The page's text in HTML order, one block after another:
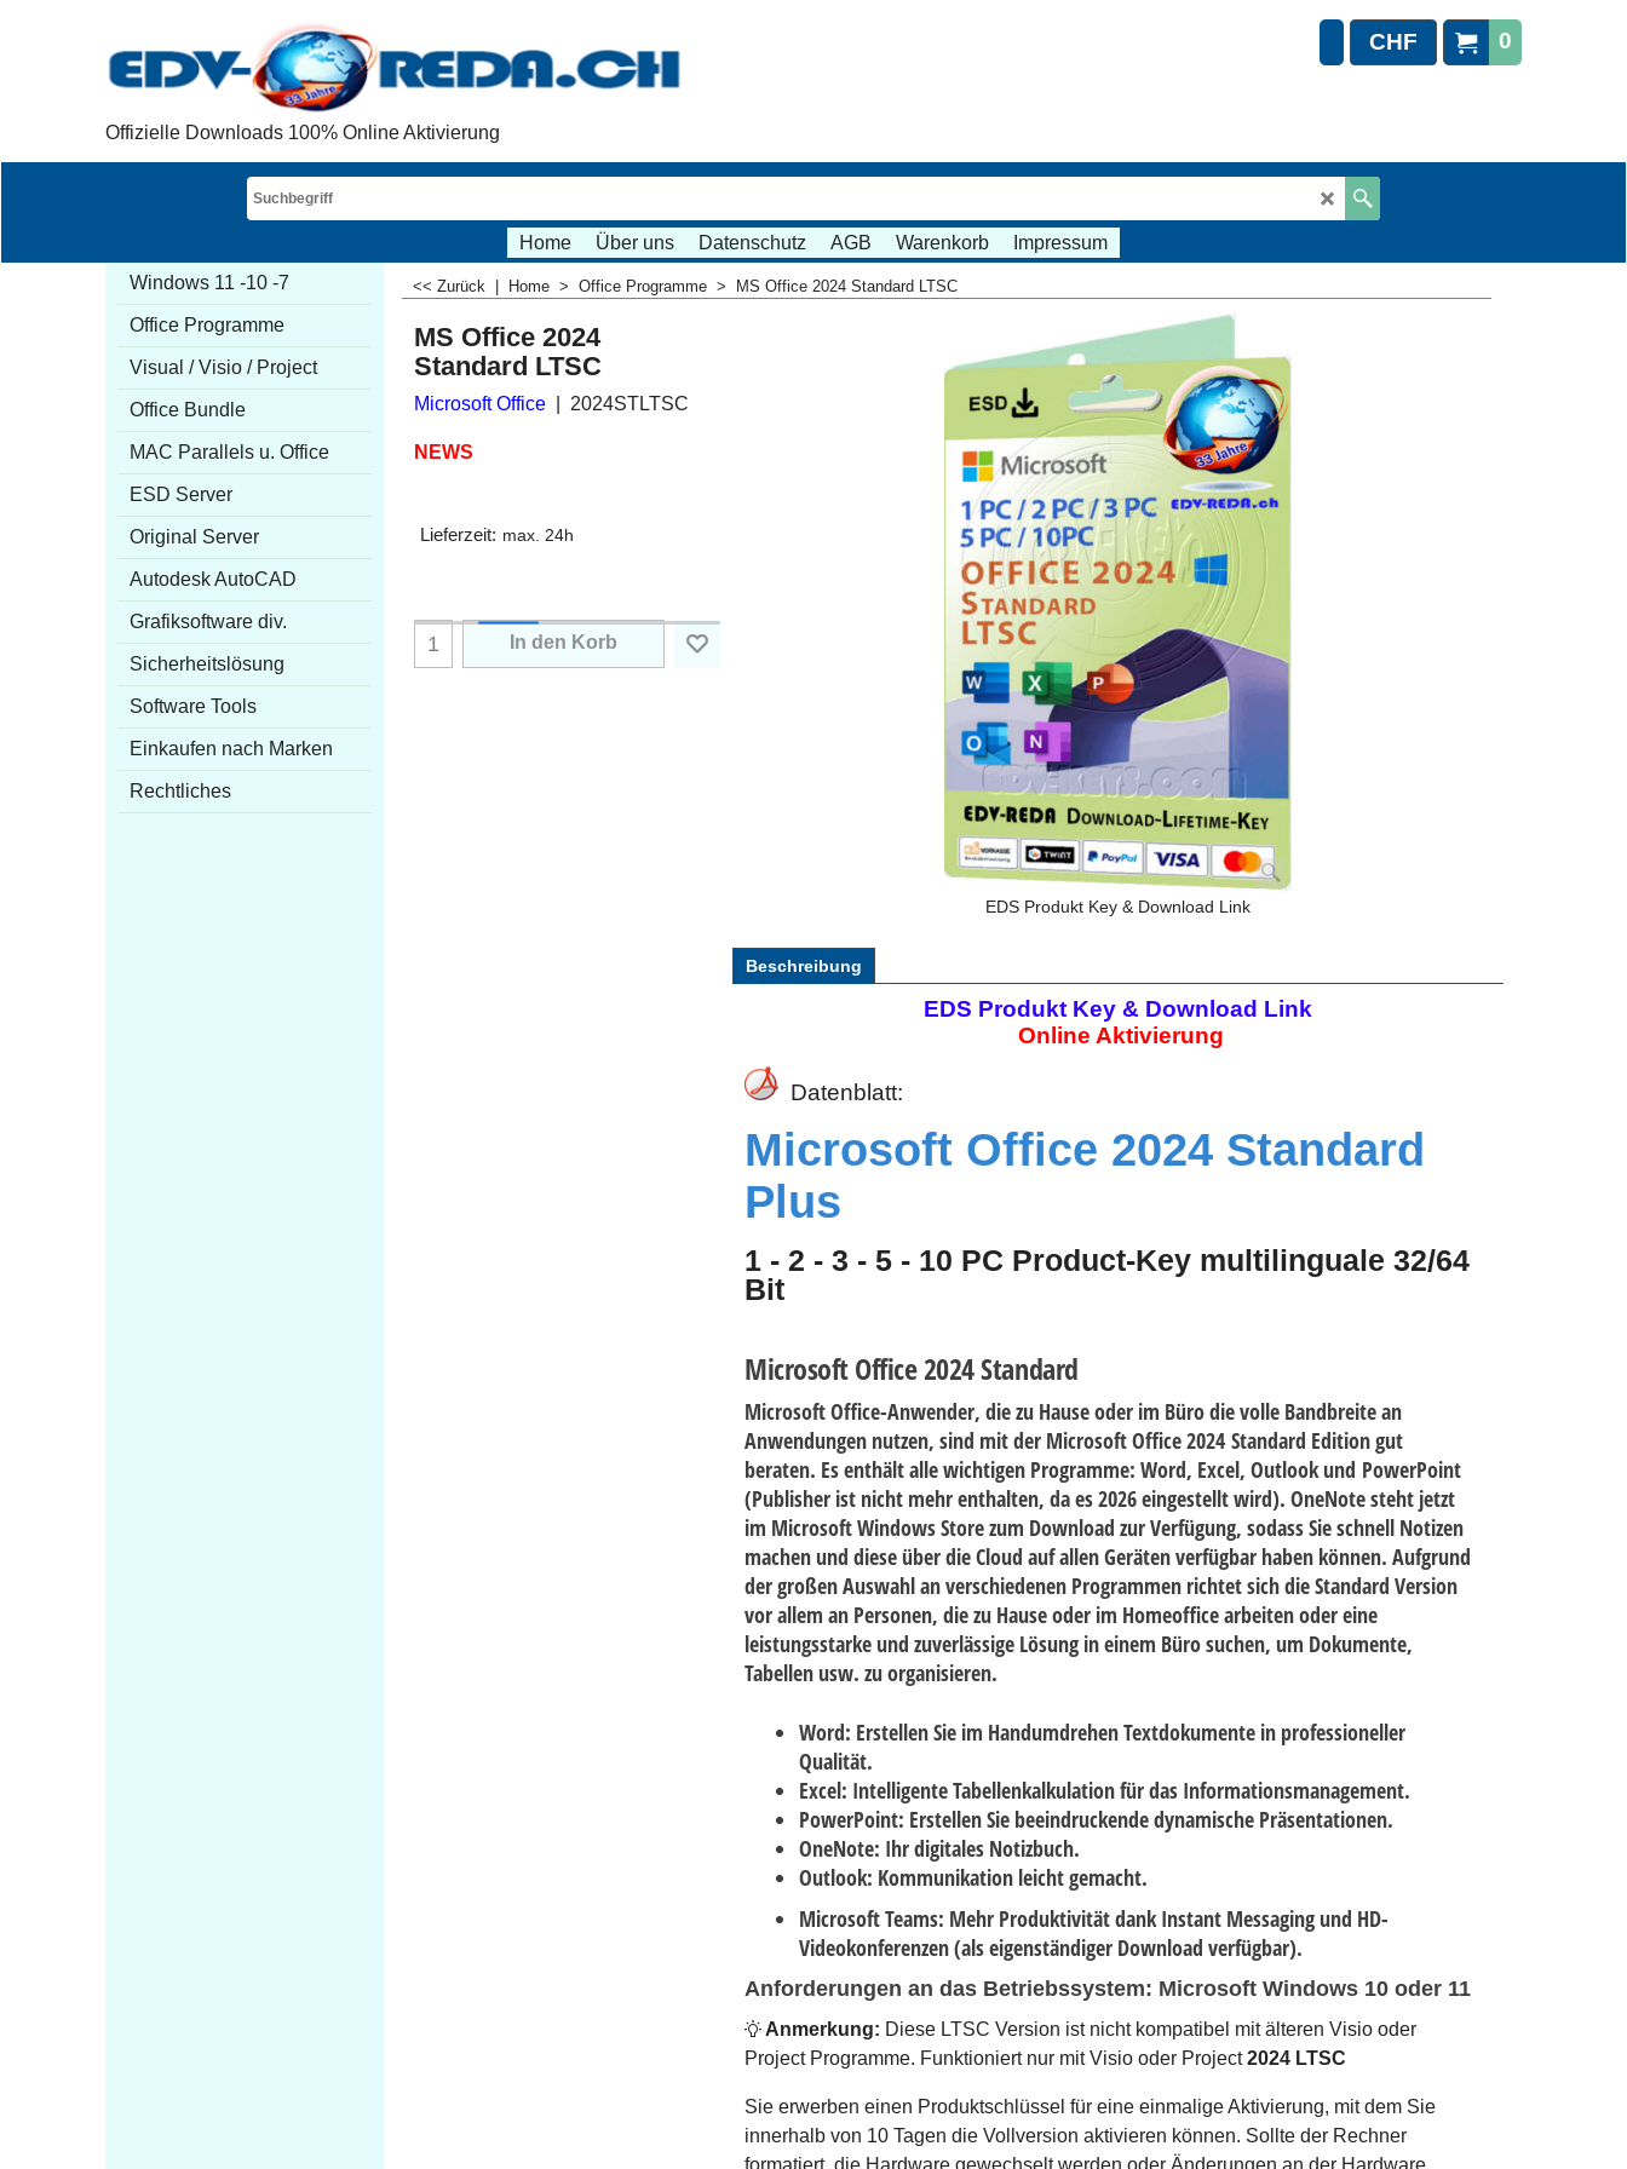
0
CHF
Offizielle Downloads 100% Online Aktivierung
Home Über uns Datenschutz AGB Warenkorb
Impressum
Windows 11 -10 -7
Office Programme
Visual / Visio / Project
Office Bundle
MAC Parallels u. Office
ESD Server
Original Server
Autodesk AutoCAD
Grafiksoftware div.
Sicherheitslösung
Software Tools
Einkaufen nach Marken
Rechtliches
<< Zurück Home > Office Programme > MS Office 2024 Standard LTSC
EDS Produkt Key & Download Link
MS Office 2024
Standard LTSC
Microsoft Office 2024STLTSC
NEWS
Lieferzeit: max. 24h
In den Korb
Beschreibung
EDS Produkt Key & Download Link
Online Aktivierung
Datenblatt:
Microsoft Office 2024 Standard
Plus
1 - 2 - 3 - 5 - 10 PC Product-Key multilinguale 32/64
Bit
Microsoft Office 2024 Standard
Microsoft Office-Anwender, die zu Hause oder im Büro die volle Bandbreite an
Anwendungen nutzen, sind mit der Microsoft Office 2024 Standard Edition gut
beraten. Es enthält alle wichtigen Programme: Word, Excel, Outlook und PowerPoint
(Publisher ist nicht mehr enthalten, da es 2026 eingestellt wird). OneNote steht jetzt
im Microsoft Windows Store zum Download zur Verfügung, sodass Sie schnell Notizen
machen und diese über die Cloud auf allen Geräten verfügbar haben können. Aufgrund
der großen Auswahl an verschiedenen Programmen richtet sich die Standard Version
vor allem an Personen, die zu Hause oder im Homeoffice arbeiten oder eine
leistungsstarke und zuverlässige Lösung in einem Büro suchen, um Dokumente,
Tabellen usw. zu organisieren.
Word: Erstellen Sie im Handumdrehen Textdokumente in professioneller
Qualität.
Excel: Intelligente Tabellenkalkulation für das Informationsmanagement.
PowerPoint: Erstellen Sie beeindruckende dynamische Präsentationen.
OneNote: Ihr digitales Notizbuch.
Outlook: Kommunikation leicht gemacht.
Microsoft Teams: Mehr Produktivität dank Instant Messaging und HD-
Videokonferenzen (als eigenständiger Download verfügbar).
Anforderungen an das Betriebssystem: Microsoft Windows 10 oder 11
Anmerkung: Diese LTSC Version ist nicht kompatibel mit älteren Visio oder
Project Programme. Funktioniert nur mit Visio oder Project2024 LTSC
Sie erwerben einen Produktschlüssel für eine einmalige Aktivierung, mit dem Sie
innerhalb von 10 Tagen die Vollversion aktivieren können. Sollte der Rechner